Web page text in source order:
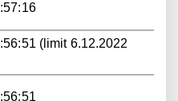
(limit 6.12.2022